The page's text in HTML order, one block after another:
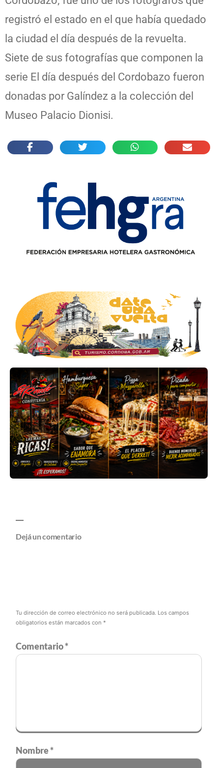
registró el estado en el que había quedado
la ciudad el día después de la revuelta.
Siete de sus fotografías que componen la
serie El día después del Cordobazo fueron
donadas por Galíndez a la colección del
Museo Palacio Dionisi.
Dejá un comentario
Tu dirección de correo electrónico no será publicada. Los campos
obligatorios están marcados con *
Comentario*
Nombre*